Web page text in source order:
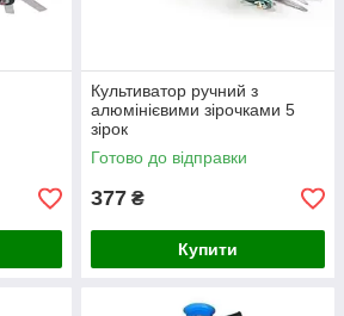
Культиватор ручний з
алюмінієвими зірочками 5
зірок
Готово до відправки
377 ₴
Купити